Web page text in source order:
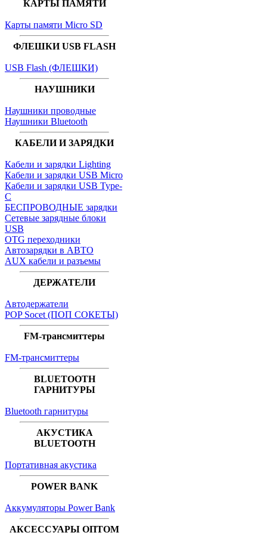
КАРТЫ ПАМЯТИ
Карты памяти Micro SD
ФЛЕШКИ USB FLASH
USB Flash (ФЛЕШКИ)
НАУШНИКИ
Наушники проводные
Наушники Bluetooth
КАБЕЛИ И ЗАРЯДКИ
Кабели и зарядки Lighting
Кабели и зарядки USB Micro
Кабели и зарядки USB Type-
C
БЕСПРОВОДНЫЕ зарядки
Сетевые зарядные блоки
USB
OTG переходники
Автозарядки в АВТО
AUX кабели и разъемы
ДЕРЖАТЕЛИ
Автодержатели
POP Socet (ПОП СОКЕТЫ)
FM-трансмиттеры
FM-трансмиттеры
BLUETOOTH
ГАРНИТУРЫ
Bluetooth гарнитуры
АКУСТИКА
BLUETOOTH
Портативная акустика
POWER BANK
Аккумуляторы Power Bank
АКСЕССУАРЫ ОПТОМ